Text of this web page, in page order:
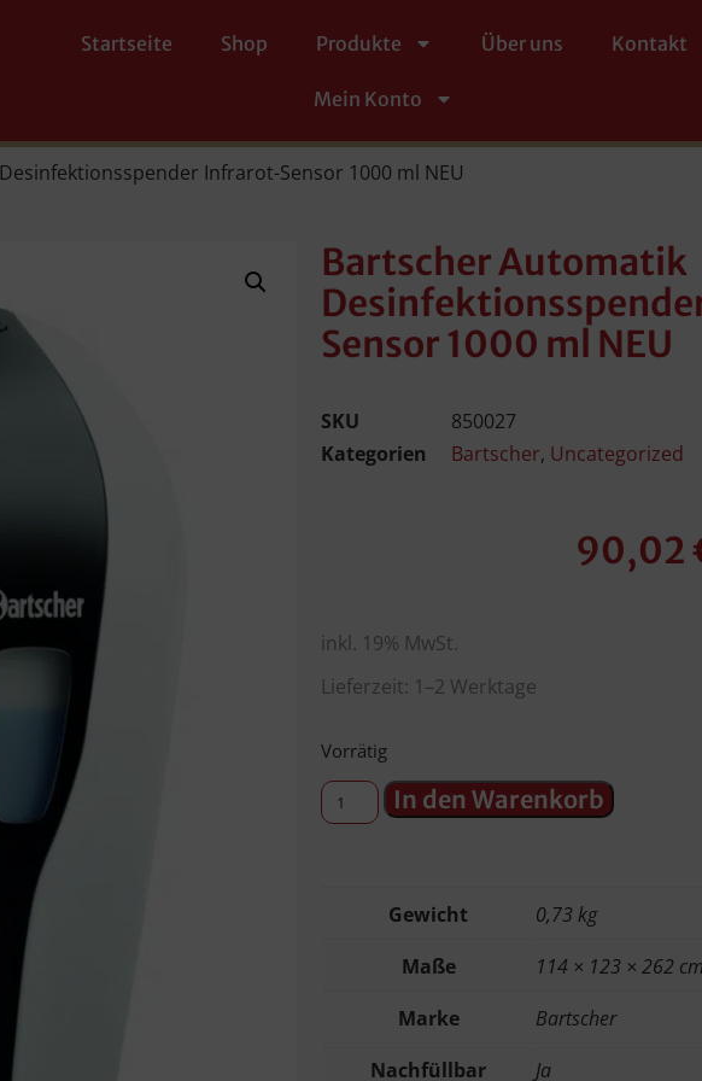
Startseite Shop Produkte Über uns Kontakt
Mein Konto
Infrarot-Sensor 1000 ml NEU
Bartscher Automatik
Sensor 1000 ml NEU
SKU
850027
Kategorien
Bartscher, Uncategorized
90,02
inkl. 19% MwSt.
Lieferzeit: 1–2 Werktage
Vorrätig
In den Warenkorb
Gewicht
0,73 kg
Maße
114 × 123 × 262
Marke
Bartscher
Nachfüllbar
Ja